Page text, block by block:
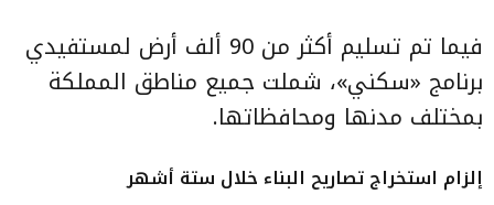
فيما تم تسليم أكثر من 90 ألف أرض لمستفيدي
برنامج «سكني»، شملت جميع مناطق المملكة
بمختلف مدنها ومحافظاتها.
إلزام استخراج تصاريح البناء خلال ستة أشهر